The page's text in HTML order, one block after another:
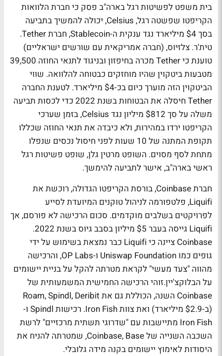
בית משפט לפשיטות רגל בארה"ב פסק כי חברת הלוואות
הקריפטו שפשטה רגל, Celsius, יכולה להמשיך בתביעה
בסך $4 מיליארד נגד ענקית ה-Stablecoin, חברת Tether.
טית'ר. צלזיוס, (חברה אמריקאית עם שורשים ישראליים)
טוענת כי Tether מכרה בחיפזון ובניגוד לתנאי החוזה 39,500
מטבעות ביטקוין שהיו מוחזקים כבטוחה להלוואה. שווי
הביטקוין הזה מוערך כיום בכ-$4 מיליארד. לטענת החברה
Tether חיסלה את הבטוחות בשנת 2022 כדי לכסות תביעה
משלה על סך $812 מיליון נגד Celsius, בזמן שערכי
הקריפטו ירדו במהירות, ולא כיבדה את תנאי החוזה שכללו
תקופת המתנה של 10 שעות לפני חיסול נכסים שנפלו
מתחת לסף מסוים. השופט מרטין גלן, שופט פשיטות רגל
ראשי בארה"ב, אישר לתביעה להימשך.
חברת Coinbase, בורסת הקריפטו הגדולה, רוכשת את
Liquifi, פלטפורמה לניהול טוקנים המיועדת לסייע
לפרויקטים בשלבים מוקדמים. סכום הרכישה לא פורסם, אך
Liquifi גייסה בעבר $5 מיליון בסבב גיוס בשנת 2022.
Coinbase ציינה כי Liquifi כבר נמצאת בשימוש על ידי
גופים כמו Uniswap Foundation ו-OP Labs, והרכישה
מהווה "צעד מעשי" לקראת מטרתה להקל על בניית יישומים
על הבלוקצ'יין.זוהי הרכישה החמישית המשמעותית של
Coinbase השנה, הכוללת גם את Roam, Spindl, Deribit
(ב-$2.9 מיליארד) ואת צוות Iron Fish. רכישות Spindl ו-
Iron Fish מתיישבות עם "שדרוגי תשתית מרכזיים" לרשת
השכבה השנייה של Coinbase, Base, שמטרתה להניח את
היסודות לאימוץ יישומים בקנה מידה גלובלי.